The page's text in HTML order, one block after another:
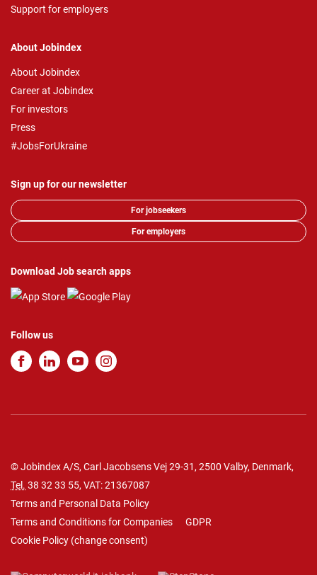
Support for employers
About Jobindex
About Jobindex
Career at Jobindex
For investors
Press
#JobsForUkraine
Sign up for our newsletter
For jobseekers
For employers
Download Job search apps
Follow us
© Jobindex A/S, Carl Jacobsens Vej 29-31, 2500 Valby, Denmark,
Tel. 38 32 33 55, VAT: 21367087
Terms and Personal Data Policy
Terms and Conditions for Companies
GDPR
Cookie Policy (change consent)